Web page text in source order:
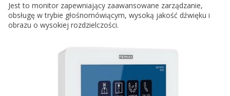
Jest to monitor zapewniający zaawansowane zarządzanie,
obsługę w trybie głośnomówiącym, wysoką jakość dźwięku i
obrazu o wysokiej rozdzielczości.